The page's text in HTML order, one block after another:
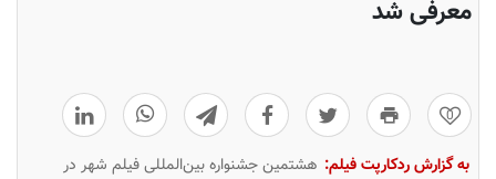
معرفی شد
0
به گزارش ردکارپت فیلم: هشتمین جشنواره بین‌المللی فیلم شهر در